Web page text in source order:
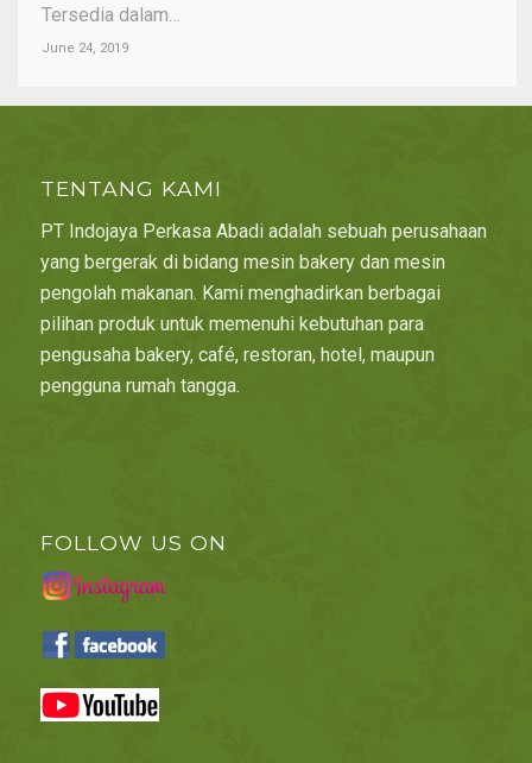
Tersedia dalam…
June 24, 2019
TENTANG KAMI
PT Indojaya Perkasa Abadi adalah sebuah perusahaan
yang bergerak di bidang mesin bakery dan mesin
pengolah makanan. Kami menghadirkan berbagai
pilihan produk untuk memenuhi kebutuhan para
pengusaha bakery, café, restoran, hotel, maupun
pengguna rumah tangga.
FOLLOW US ON